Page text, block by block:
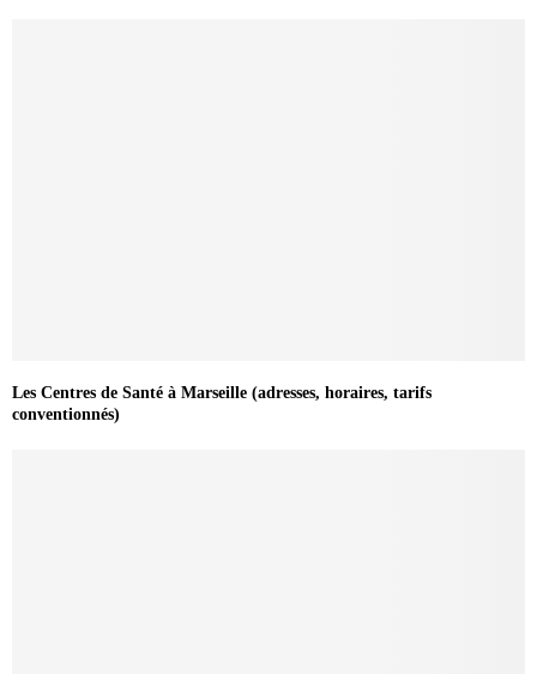
Les Centres de Santé à Marseille (adresses, horaires, tarifs
conventionnés)